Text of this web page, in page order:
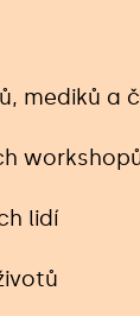
mediků a
lidí